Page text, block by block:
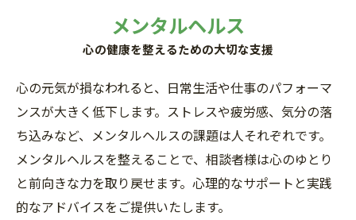
メンタルヘルス
心の健康を整えるための大切な支援
心の元気が損なわれると、日常生活や仕事のパフォーマ
ンスが大きく低下します。ストレスや疲労感、気分の落
ち込みなど、メンタルヘルスの課題は人それぞれです。
メンタルヘルスを整えることで、相談者様は心のゆとり
と前向きな力を取り戻せます。心理的なサポートと実践
的なアドバイスをご提供いたします。